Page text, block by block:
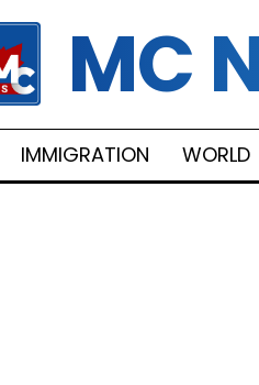
MC
IMMIGRATION WORLD